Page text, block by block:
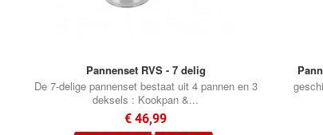
Pannenset RVS - 7 delig
De 7-delige pannenset bestaat uit 4 pannen en 3
deksels : Kookpan &...
€ 46,99